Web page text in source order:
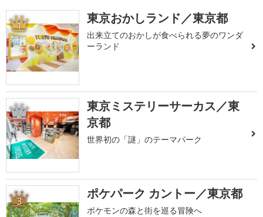
1 東京おかしランド／東京都
出来立てのおかしが食べられる夢のワンダ
ーランド
2
東京ミステリーサーカス／東
京都
世界初の「謎」のテーマパーク
3 ポケパーク カントー／東京都
ポケモンの森と街を巡る冒険へ